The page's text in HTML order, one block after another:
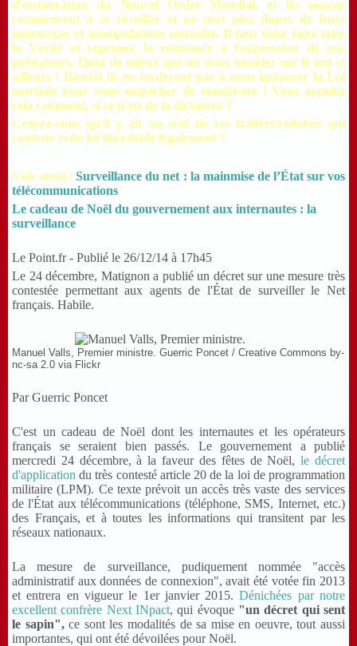
d'instauration du Nouvel Ordre Mondial, et les masses
commencent à se réveiller et ne sont plus dupes de leurs
mensonges et manipulations mentales. Il faut donc faire taire
la Vérité et réprimer la résistance à l'oppression de nos
prédateurs. Quoi de mieux que de nous museler sur le net et
ailleurs ! Bientôt ils ne tarderont pas à nous instaurer la Loi
martiale pour nous empêcher de manifester ! Vous appelez
cela comment, si ce n'est de la dictature ?
Croyez-vous qu'il y ait un seul de ces traîtres/collabos qui
conteste cette loi liberticide légalement ?
Voir aussi : Surveillance du net : la mainmise de l’État sur vos
télécommunications
Le cadeau de Noël du gouvernement aux internautes : la
surveillance
Le Point.fr - Publié le 26/12/14 à 17h45
Le 24 décembre, Matignon a publié un décret sur une mesure très
contestée permettant aux agents de l'État de surveiller le Net
français. Habile.
Manuel Valls, Premier ministre. Guerric Poncet / Creative Commons by-
nc-sa 2.0 via Flickr
Par Guerric Poncet
C'est un cadeau de Noël dont les internautes et les opérateurs
français se seraient bien passés. Le gouvernement a publié
mercredi 24 décembre, à la faveur des fêtes de Noël,le décret
d'application du très contesté article 20 de la loi de programmation
militaire (LPM). Ce texte prévoit un accès très vaste des services
de l'État aux télécommunications (téléphone, SMS, Internet, etc.)
des Français, et à toutes les informations qui transitent par les
réseaux nationaux.
La mesure de surveillance, pudiquement nommée "accès
administratif aux données de connexion", avait été votée fin 2013
et entrera en vigueur le 1er janvier 2015.Dénichées par notre
excellent confrère Next INpact, qui évoque "un décret qui sent
le sapin",ce sont les modalités de sa mise en oeuvre, tout aussi
importantes, qui ont été dévoilées pour Noël.